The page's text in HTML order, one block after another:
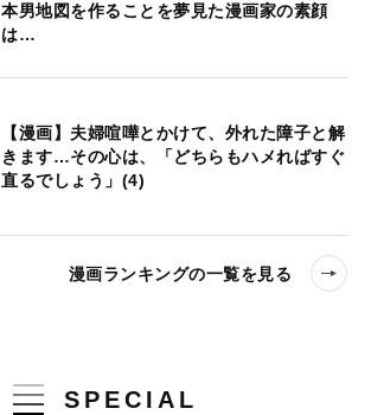
本男地図を作ることを夢見た漫画家の素顔
は…
【漫画】夫婦喧嘩とかけて、外れた障子と解
きます…その心は、「どちらもハメればすぐ
直るでしょう」(4)
漫画ランキングの一覧を見る
SPECIAL